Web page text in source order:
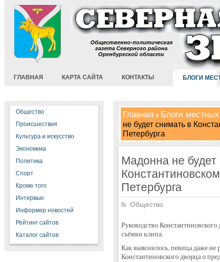
Общественно-политическая
газета Северного района
Оренбургской области
ГЛАВНАЯ КАРТА САЙТА КОНТАКТЫ БЛОГИ
Общество
Происшествия
Культура и искусство
Экономика
Политика
Спорт
Кроме того
Интервью
Информер новостей
Рейтинг сайтов
Каталог сайтов
Главная Блоги
не будет снимать в
Петербурга
Мадонна не будет
Петербурга
Общество
Руководство
съёмки клипа.
Как выяснилось, певица даже не
Константиновского дворца о